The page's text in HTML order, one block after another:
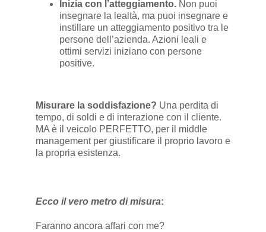
Inizia con l’atteggiamento.Non puoi
insegnare la lealtà, ma puoi insegnare e
instillare un atteggiamento positivo tra le
persone dell’azienda. Azioni leali e
ottimi servizi iniziano con persone
positive.
Misurare la soddisfazione? Una perdita di
tempo, di soldi e di interazione con il cliente.
MA è il veicolo PERFETTO, per il middle
management per giustificare il proprio lavoro e
la propria esistenza.
Ecco il vero metro di misura:
Faranno ancora affari con me?